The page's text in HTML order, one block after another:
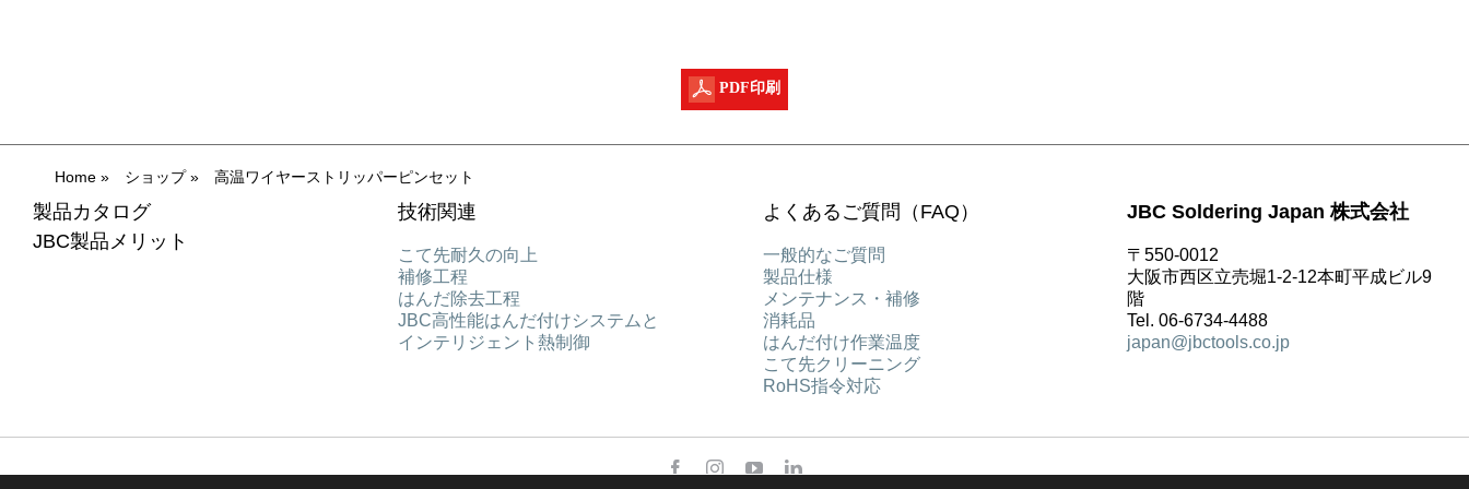
PDF印刷
Home» ショップ» 高温ワイヤーストリッパーピンセット
製品カタログ
JBC製品メリット
技術関連
こて先耐久の向上
補修工程
はんだ除去工程
JBC高性能はんだ付けシステムと
インテリジェント熱制御
よくあるご質問（FAQ）
一般的なご質問
製品仕様
メンテナンス・補修
消耗品
はんだ付け作業温度
こて先クリーニング
RoHS指令対応
JBC Soldering Japan 株式会社
〒550-0012
大阪市西区立売堀1-2-12本町平成ビル9
階
Tel. 06-6734-4488
japan@jbctools.co.jp